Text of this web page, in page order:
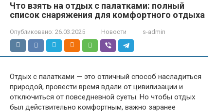
Что взять на отдых с палатками: полный
список снаряжения для комфортного отдыха
Опубликовано: 26.03.2025 Новости s-admin
Отдых с палатками — это отличный способ насладиться
природой, провести время вдали от цивилизации и
отключиться от повседневной суеты. Но чтобы отдых
был действительно комфортным, важно заранее